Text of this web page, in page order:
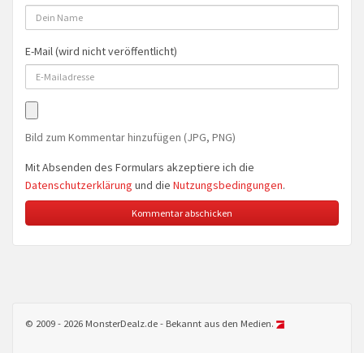
E-Mail (wird nicht veröffentlicht)
Bild zum Kommentar hinzufügen (JPG, PNG)
Mit Absenden des Formulars akzeptiere ich die
Datenschutzerklärung und die Nutzungsbedingungen.
© 2009 - 2026 MonsterDealz.de - Bekannt aus den Medien.